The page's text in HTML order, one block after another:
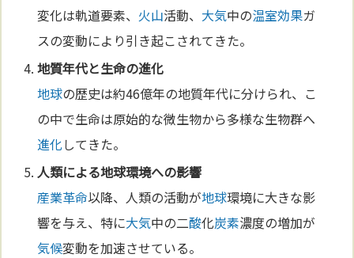
変化は軌道要素、 火山活動、 大気中の温室効果ガ
スの変動により引き起こされてきた。
地質年代と生命の進化
地球の歴史は約46億年の地質年代に分けられ、こ
の中で生命は原始的な微生物から多様な生物群へ
進化してきた。
人類による地球環境への影響
産業革命以降、人類の活動が地球環境に大きな影
響を与え、特に大気中の二酸化炭素濃度の増加が
気候変動を加速させている。